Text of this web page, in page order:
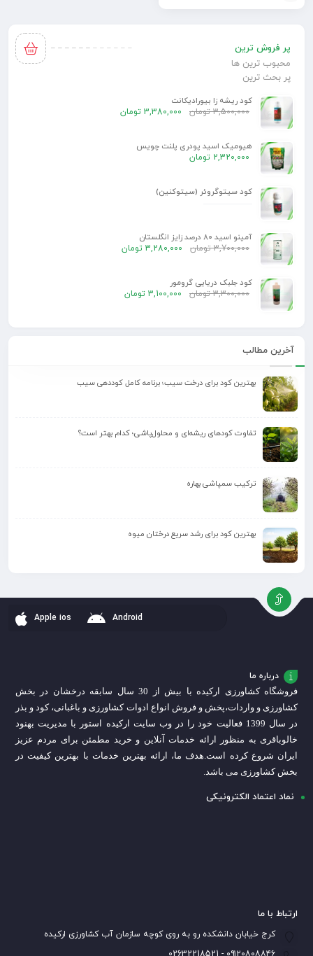
افزودن
سبد
پر فروش ترین
محبوب ترین ها
پر بحث ترین
کود ریشه زا بیورادیکانت
3,500,000 تومان 3,380,000 تومان
هیومیک اسید پودری پلنت چویس
2,320,000 تومان
کود سیتوگروئر (سیتوکنین)
آمینو اسید 80 درصد زایز انگلستان
3,700,000 تومان 3,280,000 تومان
کود جلبک دریایی گرومور
3,300,000 تومان 3,100,000 تومان
آخرین مطالب
بهترین کود برای درخت سیب؛ برنامه کامل کوددهی سیب
تفاوت کودهای ریشه‌ای و محلول‌پاشی؛ کدام بهتر است؟
ترکیب سمپاشی بهاره
بهترین کود برای رشد سریع درختان میوه
Apple ios Android
درباره ما
فروشگاه کشاورزی ارکیده با بیش از 30 سال سابقه درخشان در بخش
کشاورزی و واردات،پخش و فروش انواع ادوات کشاورزی و باغبانی، کود و بذر
در سال 1399 فعالیت خود را در وب سایت ارکیده استور با مدیریت بهنود
خالوباقری به منظور ارائه خدمات آنلاین و خرید مطمئن برای مردم عزیز
ایران شروع کرده است.هدف ما، ارائه بهترین خدمات با بهترین کیفیت در
بخش کشاورزی می باشد.
نماد اعتماد الکترونیکی
ارتباط با ما
کرج خیابان دانشکده رو به روی کوچه سازمان آب کشاورزی ارکیده